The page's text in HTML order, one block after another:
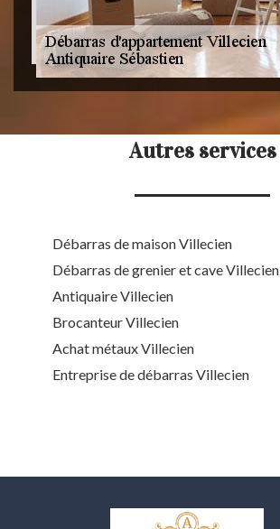
Autres services
Débarras de maison Villecien
Débarras de grenier et cave Villecien
Antiquaire Villecien
Brocanteur Villecien
Achat métaux Villecien
Entreprise de débarras Villecien